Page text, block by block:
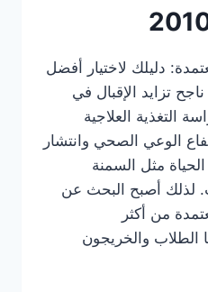
دليلك لاختيار أفضل
تزايد الإقبال في
التغذية العلاجية
الوعي الصحي وانتشار
مثل السمنة
لذلك أصبح البحث عن
من أكثر
الطلاب والخريجون